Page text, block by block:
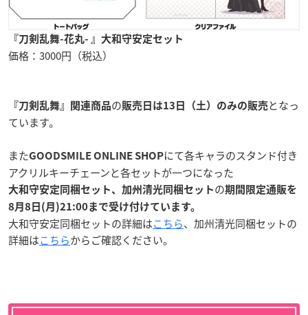
『刀剣乱舞-花丸- 』大和守安定セット
価格：3000円（税込）
『刀剣乱舞』関連商品の 販売日は13日（土）のみの販売 となっ
ています。
またGOODSMILE ONLINE SHOPにて各キャラのスタンド付き
アクリルキーチェーンと各セットが一つになった
大和守安定同梱セット、加州清光同梱セット の期間限定通販を
8月8日(月)21:00まで受け付けています。
大和守安定同梱セットの詳細はこちら、加州清光同梱セットの
詳細はこちらからご確認ください。